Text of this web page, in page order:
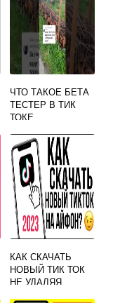
ЧТО ТАКОЕ БЕТА
ТЕСТЕР В ТИК
ТОКЕ
КАК СКАЧАТЬ
НОВЫЙ ТИК ТОК
НЕ УДАЛЯЯ